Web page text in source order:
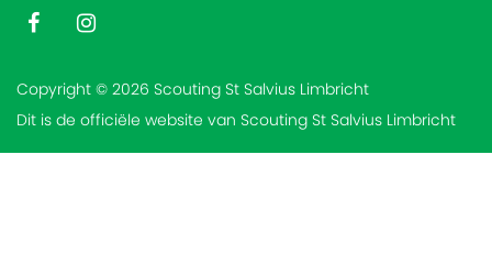
Copyright © 2026 Scouting St Salvius Limbricht
Dit is de officiële website van Scouting St Salvius Limbricht